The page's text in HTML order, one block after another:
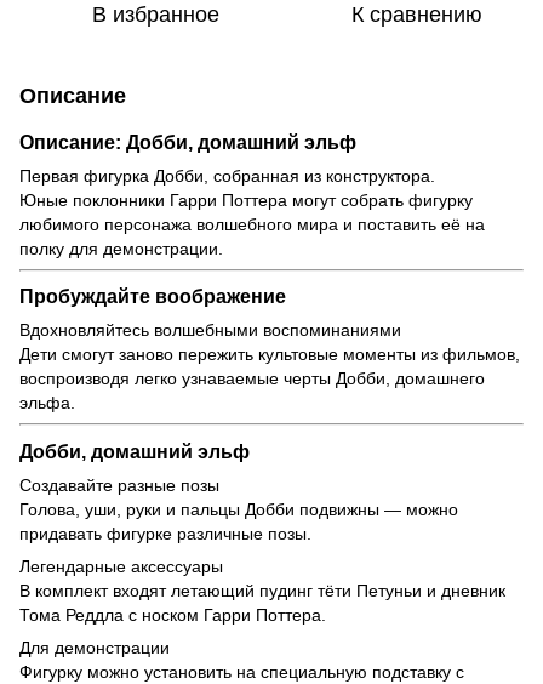
В избранное К сравнению
Описание
Описание: Добби, домашний эльф
Первая фигурка Добби, собранная из конструктора.
Юные поклонники Гарри Поттера могут собрать фигурку
любимого персонажа волшебного мира и поставить её на
полку для демонстрации.
Пробуждайте воображение
Вдохновляйтесь волшебными воспоминаниями
Дети смогут заново пережить культовые моменты из фильмов,
воспроизводя легко узнаваемые черты Добби, домашнего
эльфа.
Добби, домашний эльф
Создавайте разные позы
Голова, уши, руки и пальцы Добби подвижны — можно
придавать фигурке различные позы.
Легендарные аксессуары
В комплект входят летающий пудинг тёти Петуньи и дневник
Тома Реддла с носком Гарри Поттера.
Для демонстрации
Фигурку можно установить на специальную подставку с